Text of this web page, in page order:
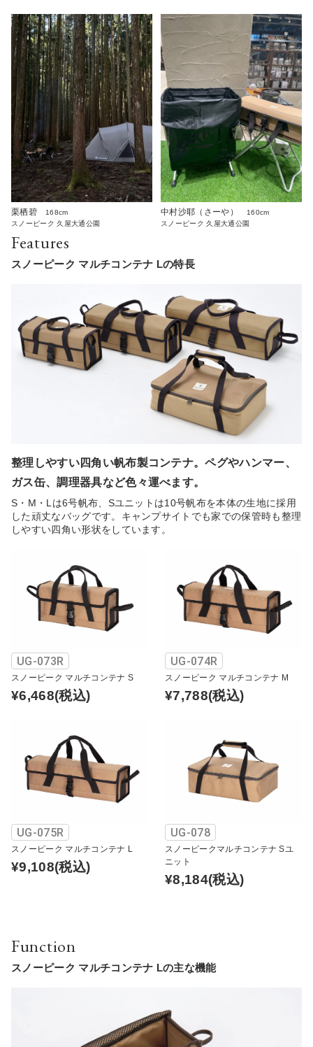
栗栖碧
168cm
スノーピーク 久屋大通公園
中村沙耶（さーや）
160cm
スノーピーク 久屋大通公園
Features
スノーピーク マルチコンテナ Lの特長
整理しやすい四角い帆布製コンテナ。ペグやハンマー、
ガス缶、調理器具など色々運べます。
S・M・Lは6号帆布、Sユニットは10号帆布を本体の生地に採用
した頑丈なバッグです。キャンプサイトでも家での保管時も整理
しやすい四角い形状をしています。
UG-073R
スノーピーク マルチコンテナ S
¥6,468(税込)
UG-074R
スノーピーク マルチコンテナ M
¥7,788(税込)
UG-075R
スノーピーク マルチコンテナ L
¥9,108(税込)
UG-078
スノーピークマルチコンテナ Sユ
ニット
¥8,184(税込)
Function
スノーピーク マルチコンテナ Lの主な機能